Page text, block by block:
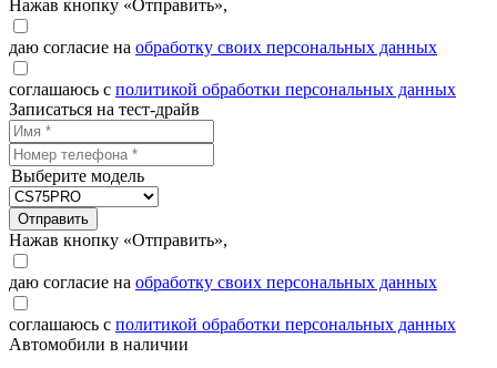
Нажав кнопку «Отправить»,
даю согласие на обработку своих персональных данных
соглашаюсь с политикой обработки персональных данных
Записаться на тест-драйв
Выберите модель
Отправить
Нажав кнопку «Отправить»,
даю согласие на обработку своих персональных данных
соглашаюсь с политикой обработки персональных данных
Автомобили в наличии